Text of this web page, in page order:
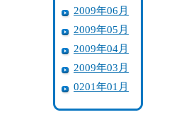
2009年06月
2009年05月
2009年04月
2009年03月
0201年01月